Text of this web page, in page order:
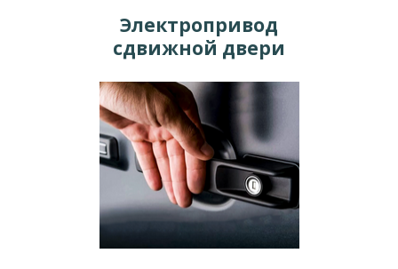
Электропривод
сдвижной двери